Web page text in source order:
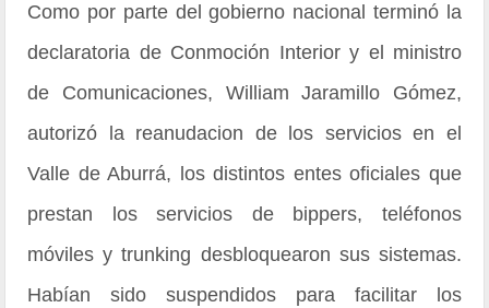
Como por parte del gobierno nacional terminó la
declaratoria de Conmoción Interior y el ministro
de Comunicaciones, William Jaramillo Gómez,
autorizó la reanudacion de los servicios en el
Valle de Aburrá, los distintos entes oficiales que
prestan los servicios de bippers, teléfonos
móviles y trunking desbloquearon sus sistemas.
Habían sido suspendidos para facilitar los